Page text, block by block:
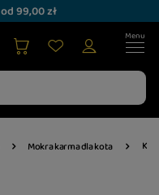
od 99,00 zł
Mokra karma dla kota